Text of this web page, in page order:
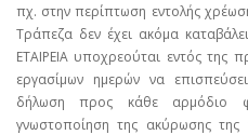
πχ. στην περίπτωση εντολής
Τράπεζα δεν έχει ακόμα
ΕΤΑΙΡΕΙΑ υποχρεούται εντός της
εργασίμων ημερών να
δήλωση προς κάθε αρμόδιο
γνωστοποίηση της ακύρωσης